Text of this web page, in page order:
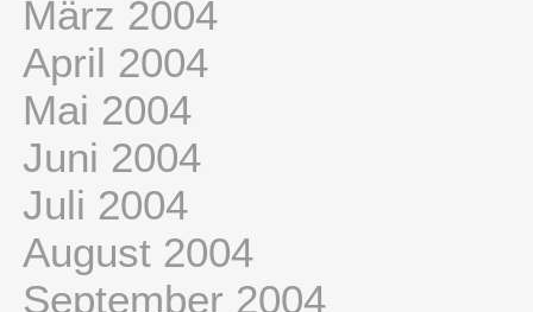
März 2004
April 2004
Mai 2004
Juni 2004
Juli 2004
August 2004
September 2004